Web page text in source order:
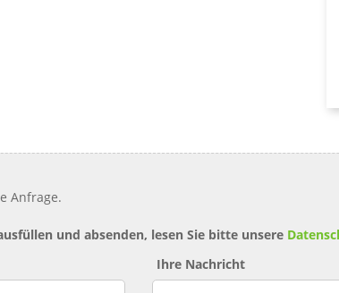
Anfrage.
und absenden, lesen Sie bitte unsere
Ihre Nachricht